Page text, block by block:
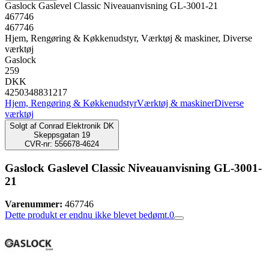
Gaslock Gaslevel Classic Niveauanvisning GL-3001-21
467746
467746
Hjem, Rengøring & Køkkenudstyr, Værktøj & maskiner, Diverse
værktøj
Gaslock
259
DKK
4250348831217
Hjem, Rengøring & KøkkenudstyrVærktøj & maskinerDiverse
værktøj
Solgt af Conrad Elektronik DK
Skeppsgatan 19
CVR-nr: 556678-4624
Gaslock Gaslevel Classic Niveauanvisning GL-3001-
21
Varenummer: 467746
Dette produkt er endnu ikke blevet bedømt.0